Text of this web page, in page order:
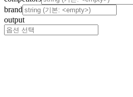
brand
output